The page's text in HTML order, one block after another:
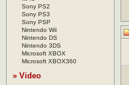
Sony PS2
Sony PS3
Sony PSP
Nintendo Wii
Nintendo DS
Nintendo 3DS
Microsoft XBOX
Microsoft XBOX360
» Video